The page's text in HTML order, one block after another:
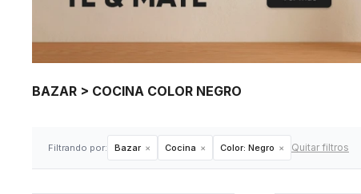
BAZAR > COCINA COLOR NEGRO
Filtrando por: Bazar Cocina Color: Negro Quitar filtros